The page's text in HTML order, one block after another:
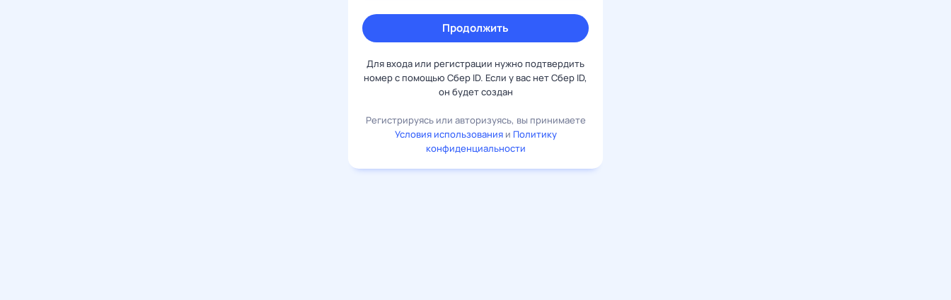
Продолжить
Для входа или регистрации нужно подтвердить
номер с помощью Сбер ID. Если у вас нет Сбер ID,
он будет создан
Регистрируясь или авторизуясь, вы принимаете
Условия использованияи Политику
конфиденциальности